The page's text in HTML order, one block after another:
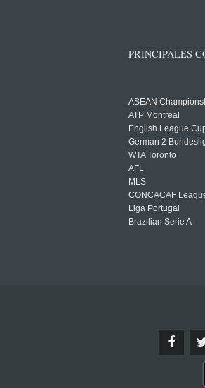
PRINCIPALES
ASEAN
ATP Montreal
English League
German 2
WTA Toronto
AFL
MLS
CONCACAF
Liga Portugal
Brazilian Serie A